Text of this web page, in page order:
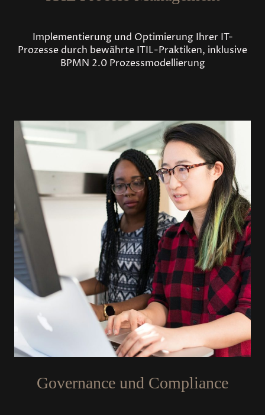
Implementierung und Optimierung Ihrer IT-
Prozesse durch bewährte ITIL-Praktiken, inklusive
BPMN 2.0 Prozessmodellierung
Governance und Compliance